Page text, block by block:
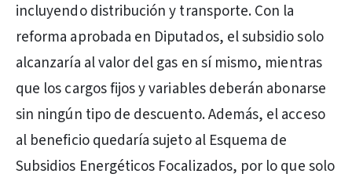
incluyendo distribución y transporte. Con la
reforma aprobada en Diputados, el subsidio solo
alcanzaría al valor del gas en sí mismo, mientras
que los cargos fijos y variables deberán abonarse
sin ningún tipo de descuento. Además, el acceso
al beneficio quedaría sujeto al Esquema de
Subsidios Energéticos Focalizados, por lo que solo